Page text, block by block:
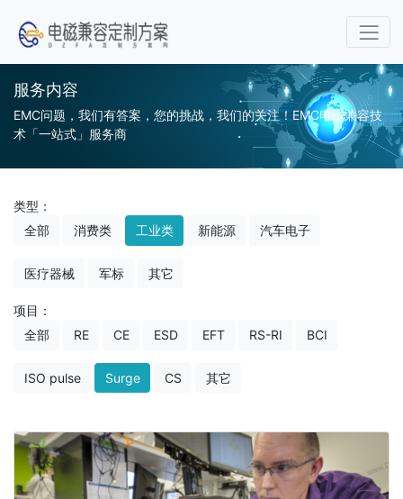
服务内容
EMC问题，我们有答案，您的挑战，我们的关注！EMC电磁兼容技
术「一站式」服务商
类型：
全部
消费类 工业类 新能源 汽车电子
医疗器械 军标 其它
项目：
全部
RE CE ESD EFT RS-RI BCI
ISO pulse Surge CS 其它